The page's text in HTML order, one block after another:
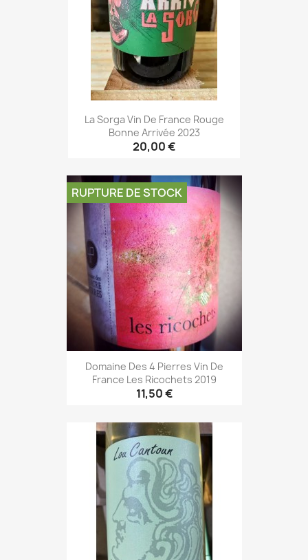
La Sorga Vin De France Rouge
Bonne Arrivée 2023
20,00 €
Domaine Des 4 Pierres Vin De
France Les Ricochets 2019
11,50 €
RUPTURE DE STOCK